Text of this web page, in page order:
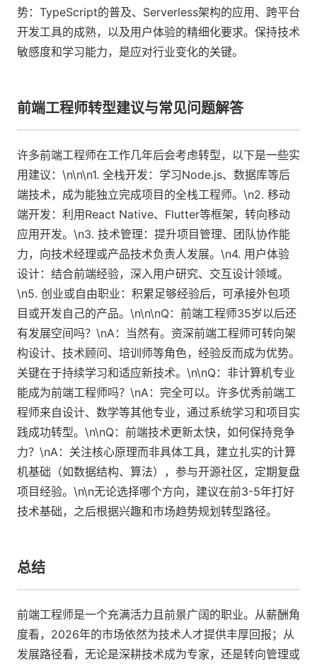
势：TypeScript的普及、Serverless架构的应用、跨平台
开发工具的成熟，以及用户体验的精细化要求。保持技术
敏感度和学习能力，是应对行业变化的关键。
前端工程师转型建议与常见问题解答
许多前端工程师在工作几年后会考虑转型，以下是一些实
用建议：\n\n\n1. 全栈开发：学习Node.js、数据库等后
端技术，成为能独立完成项目的全栈工程师。\n2. 移动
端开发：利用React Native、Flutter等框架，转向移动
应用开发。\n3. 技术管理：提升项目管理、团队协作能
力，向技术经理或产品技术负责人发展。\n4. 用户体验
设计：结合前端经验，深入用户研究、交互设计领域。
\n5. 创业或自由职业：积累足够经验后，可承接外包项
目或开发自己的产品。\n\n\nQ：前端工程师35岁以后还
有发展空间吗？\nA：当然有。资深前端工程师可转向架
构设计、技术顾问、培训师等角色，经验反而成为优势。
关键在于持续学习和适应新技术。\n\nQ：非计算机专业
能成为前端工程师吗？\nA：完全可以。许多优秀前端工
程师来自设计、数学等其他专业，通过系统学习和项目实
践成功转型。\n\nQ：前端技术更新太快，如何保持竞争
力？\nA：关注核心原理而非具体工具，建立扎实的计算
机基础（如数据结构、算法），参与开源社区，定期复盘
项目经验。\n\n无论选择哪个方向，建议在前3-5年打好
技术基础，之后根据兴趣和市场趋势规划转型路径。
总结
前端工程师是一个充满活力且前景广阔的职业。从薪酬角
度看，2026年的市场依然为技术人才提供丰厚回报；从
发展路径看，无论是深耕技术成为专家，还是转向管理或